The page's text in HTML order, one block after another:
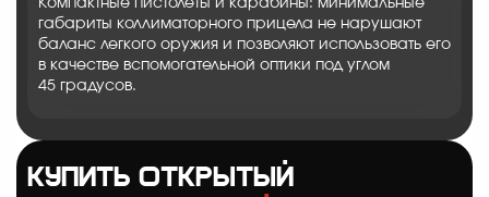
Компактные пистолеты и карабины: минимальные
габариты коллиматорного прицела не нарушают
баланс легкого оружия и позволяют использовать его
в качестве вспомогательной оптики под углом
45 градусов.
Купить открытый